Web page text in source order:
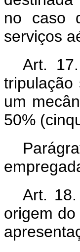
no caso
serviços
Art.
tripulação
um
50%
Art.
origem